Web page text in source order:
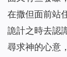
在撒但面前站
詭計之時去認
尋求神的心意